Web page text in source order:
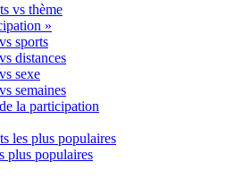
vs thème
»
sports
distances
sexe
semaines
la participation
les plus populaires
plus populaires